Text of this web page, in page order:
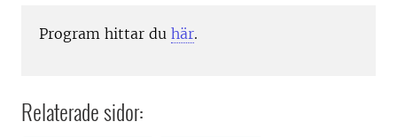
Program hittar du här.
Relaterade sidor: